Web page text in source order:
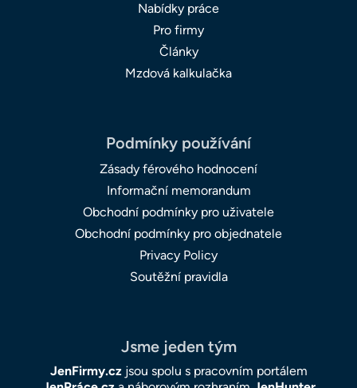
Nabídky práce
Pro firmy
Články
Mzdová kalkulačka
Podmínky používání
Zásady férového hodnocení
Informační memorandum
Obchodní podmínky pro uživatele
Obchodní podmínky pro objednatele
Privacy Policy
Soutěžní pravidla
Jsme jeden tým
JenFirmy.czjsou spolu s pracovním portálem